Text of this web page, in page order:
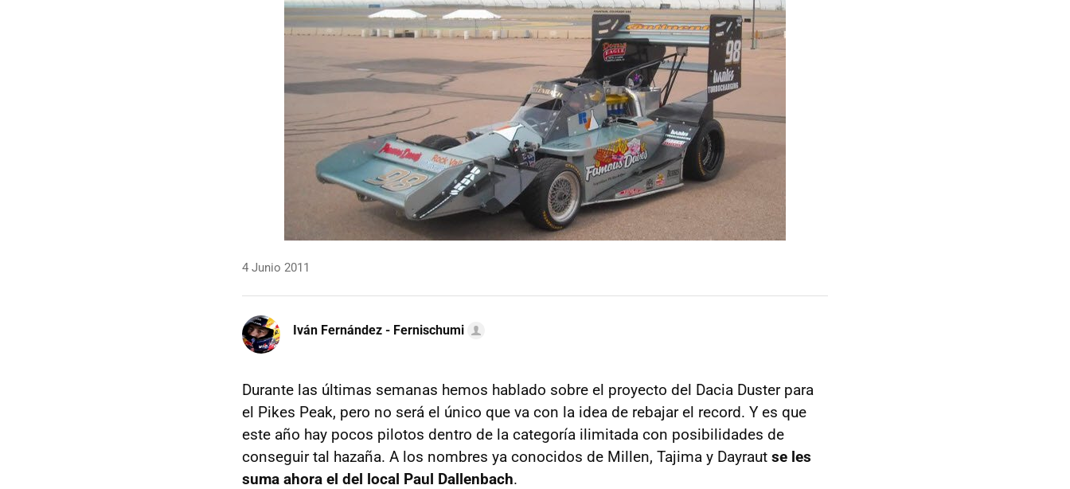
4 Junio 2011
Iván Fernández - Fernischumi
Durante las últimas semanas hemos hablado sobre el proyecto del Dacia Duster para
el Pikes Peak, pero no será el único que va con la idea de rebajar el record. Y es que
este año hay pocos pilotos dentro de la categoría ilimitada con posibilidades de
conseguir tal hazaña. A los nombres ya conocidos de Millen, Tajima y Dayraut se les
suma ahora el del local Paul Dallenbach.